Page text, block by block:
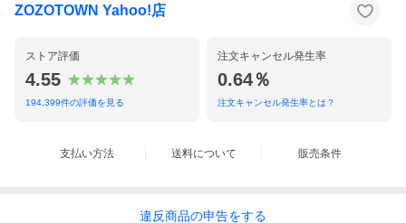
ZOZOTOWN Yahoo!店
ストア評価
4.55
194,399件の評価を見る
注文キャンセル発生率
0.64％
注文キャンセル発生率とは？
支払い方法 送料について 販売条件
違反商品の申告をする